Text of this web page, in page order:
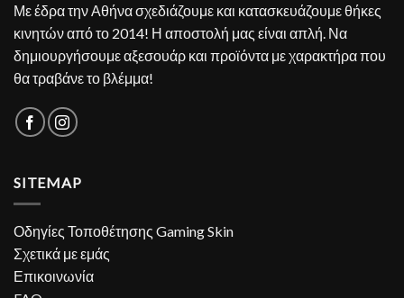
Με έδρα την Αθήνα σχεδιάζουμε και κατασκευάζουμε θήκες
κινητών από το 2014! Η αποστολή μας είναι απλή. Να
δημιουργήσουμε αξεσουάρ και προϊόντα με χαρακτήρα που
θα τραβάνε το βλέμμα!
SITEMAP
Οδηγίες Τοποθέτησης Gaming Skin
Σχετικά με εμάς
Επικοινωνία